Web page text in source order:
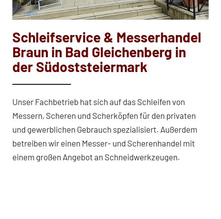
Schleifservice & Messerhandel
Braun in Bad Gleichenberg in
der Südoststeiermark
Unser Fachbetrieb hat sich auf das Schleifen von
Messern, Scheren und Scherköpfen für den privaten
und gewerblichen Gebrauch spezialisiert. Außerdem
betreiben wir einen Messer- und Scherenhandel mit
einem großen Angebot an Schneidwerkzeugen.